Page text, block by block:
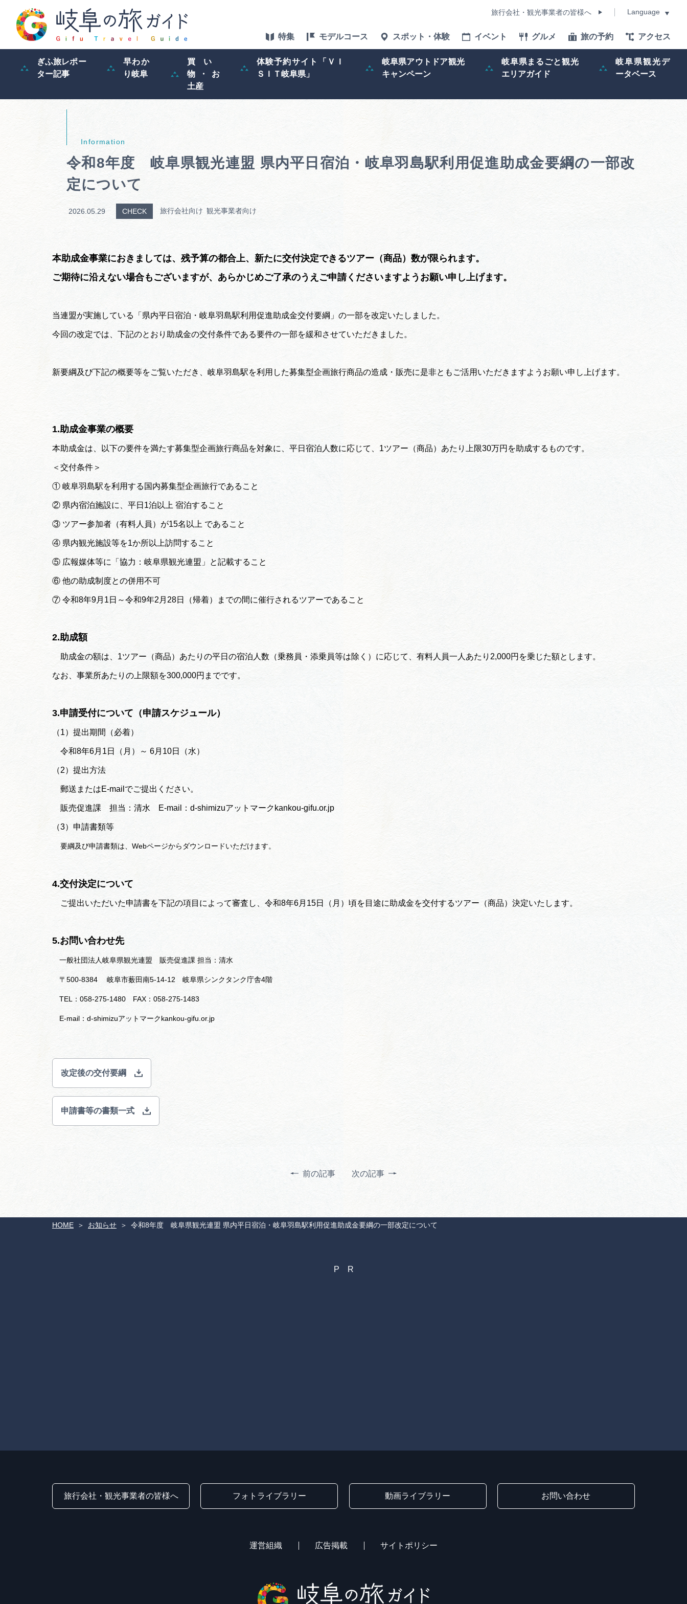
旅行会社・観光事業者の皆様へ Language
特集 モデルコース スポット・体験 イベント グルメ 旅の予約 アクセス
ぎふ旅レポー
ター記事
早わか
り岐阜
買い
物・お
土産
体験予約サイト「ＶＩ
ＳＩＴ岐阜県」
岐阜県アウトドア観光
キャンペーン
岐阜県まるごと観光
エリアガイド
岐阜県観光デ
ータベース
アクセス
岐阜県アウトドア観光キャン
ペーン
岐阜県観光データベース
旅行会社・観光事業者の皆様へ フォトライブラリー
運営組織 広告掲載 サイトポリシー
HOME お知らせ 令和8年度 岐阜県観光連盟 県内平日宿泊・岐阜羽島駅利用促進助成金要綱の一部改定について
令和8年度 岐阜県観光連盟 県内平日宿泊・岐阜羽島駅利用促進助成金要綱の一部改
定について
2026.05.29 CHECK 旅行会社向け 観光事業者向け
本助成金事業におきましては、残予算の都合上、新たに交付決定できるツアー（商品）数が限られます。
ご期待に沿えない場合もございますが、あらかじめご了承のうえご申請くださいますようお願い申し上げます。
当連盟が実施している「県内平日宿泊・岐阜羽島駅利用促進助成金交付要綱」の一部を改定いたしました。
今回の改定では、下記のとおり助成金の交付条件である要件の一部を緩和させていただきました。
新要綱及び下記の概要等をご覧いただき、岐阜羽島駅を利用した募集型企画旅行商品の造成・販売に是非ともご活用いただきますようお願い申し上げます。
1.助成金事業の概要
本助成金は、以下の要件を満たす募集型企画旅行商品を対象に、平日宿泊人数に応じて、1ツアー（商品）あたり上限30万円を助成するものです。
＜交付条件＞
① 岐阜羽島駅を利用する国内募集型企画旅行であること
② 県内宿泊施設に、平日1泊以上 宿泊すること
③ ツアー参加者（有料人員）が15名以上 であること
④ 県内観光施設等を1か所以上訪問すること
⑤ 広報媒体等に「協力：岐阜県観光連盟」と記載すること
⑥ 他の助成制度との併用不可
⑦ 令和8年9月1日～令和9年2月28日（帰着）までの間に催行されるツアーであること
2.助成額
助成金の額は、1ツアー（商品）あたりの平日の宿泊人数（乗務員・添乗員等は除く）に応じて、有料人員一人あたり2,000円を乗じた額とします。
なお、事業所あたりの上限額を300,000円までです。
3.申請受付について（申請スケジュール）
（1）提出期間（必着）
令和8年6月1日（月）～ 6月10日（水）
（2）提出方法
郵送またはE-mailでご提出ください。
販売促進課 担当：清水 E-mail：d-shimizuアットマークkankou-gifu.or.jp
（3）申請書類等
要綱及び申請書類は、Webページからダウンロードいただけます。
4.交付決定について
ご提出いただいた申請書を下記の項目によって審査し、令和8年6月15日（月）頃を目途に助成金を交付するツアー（商品）決定いたします。
5.お問い合わせ先
一般社団法人岐阜県観光連盟 販売促進課 担当：清水
〒500-8384 岐阜市薮田南5-14-12 岐阜県シンクタンク庁舎4階
TEL：058-275-1480 FAX：058-275-1483
E-mail：d-shimizuアットマークkankou-gifu.or.jp
改定後の交付要綱
申請書等の書類一式
前の記事 次の記事
旅行会社・観光事業者の皆様へ フォトライブラリー 動画ライブラリー お問い合わせ
運営組織 広告掲載 サイトポリシー